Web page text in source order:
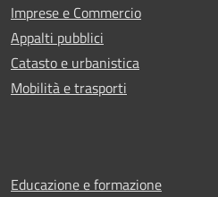
Imprese e Commercio
Appalti pubblici
Catasto e urbanistica
Mobilità e trasporti
Educazione e formazione